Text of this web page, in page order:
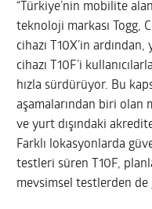
“Türkiye’nin mobilite
teknoloji markası Togg,
cihazı T10X’in
cihazı T10F’i
hızla sürdürüyor. Bu
aşamalarından biri olan
ve yurt dışındaki
Farklı lokasyonlarda
testleri süren T10F,
mevsimsel testlerden de